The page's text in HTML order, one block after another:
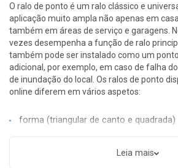
O ralo de ponto é um ralo clássico e
aplicação muito ampla não apenas em
também em áreas de serviço e garagens.
vezes desempenha a função de ralo
também pode ser instalado como um
adicional, por exemplo, em caso de falha
de inundação do local. Os ralos de ponto
online diferem em vários aspetos:
forma (triangular de canto e quadrada)
Leia mais